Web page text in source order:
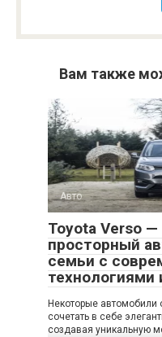
Вам также
Авто
Toyota Verso
просторный
семьи с
Некоторые
сочетать в себе
создавая уникальную